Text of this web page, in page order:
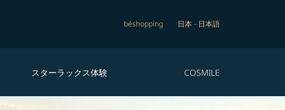
béshopping 日本- 日本語
スターラックス体験 COSMILE